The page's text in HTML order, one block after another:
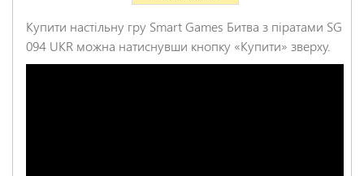
Купити настільну гру Smart Games Битва з піратами SG
094 UKR можна натиснувши кнопку «Купити» зверху.